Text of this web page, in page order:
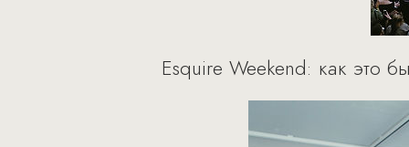
Esquire Weekend: как это